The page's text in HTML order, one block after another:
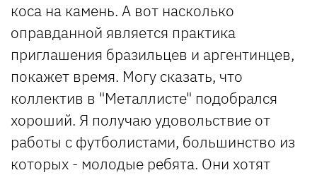
коса на камень. А вот насколько
оправданной является практика
приглашения бразильцев и аргентинцев,
покажет время. Могу сказать, что
коллектив в "Металлисте" подобрался
хороший. Я получаю удовольствие от
работы с футболистами, большинство из
которых - молодые ребята. Они хотят